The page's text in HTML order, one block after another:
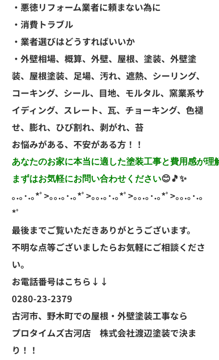
・悪徳リフォーム業者に頼まない為に
・消費トラブル
・業者選びはどうすればいいか
・外壁相場、概算、外壁、屋根、塗装、外壁塗
装、屋根塗装、足場、汚れ、遮熱、シーリング、
コーキング、シール、目地、モルタル、窯業系サ
イディング、スレート、瓦、チョーキング、色褪
せ、膨れ、ひび割れ、剥がれ、苔
お悩みがある、不安がある方！！
あなたのお家に本当に適した塗装工事と費用感が理
まずはお気軽にお問い合わせください😊🎵✨
｡.｡･.｡*ﾟ>｡｡.｡･.｡*ﾟ>｡｡.｡･.｡*ﾟ>｡｡.｡･.｡*ﾟ>｡｡.｡･.｡
*ﾟ
最後までご覧いただきありがとうございます。
不明な点等ございましたらお気軽にご相談くださ
い。
お電話番号はこちら↓↓
0280-23-2379
古河市、野木町での屋根・外壁塗装工事なら
プロタイムズ古河店 株式会社渡辺塗装で決ま
り！！